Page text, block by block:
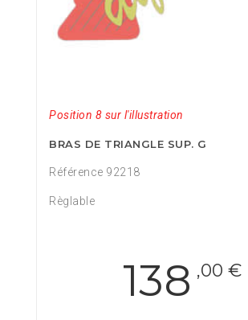
Position 8 sur l'illustration
BRAS DE TRIANGLE SUP. G
Référence 92218
Règlable
138 ,00 €